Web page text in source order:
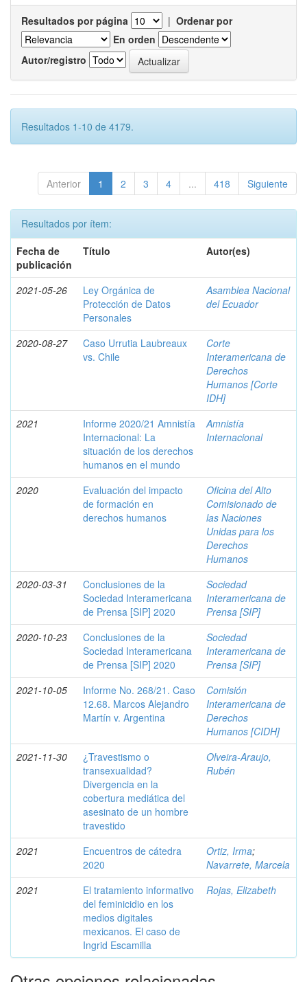
Resultados por página | Ordenar por
En orden
Autor/registro
Resultados 1-10 de 4179.
Anterior 1 2 3 4 ... 418 Siguiente
Resultados por ítem:
Fecha de
publicación
Título Autor(es)
2021-05-26
Ley Orgánica de
Protección de Datos
Personales
Asamblea Nacional
del Ecuador
2020-08-27
Caso Urrutia Laubreaux
vs. Chile
Corte
Interamericana de
Derechos
Humanos [Corte
IDH]
2021
Informe 2020/21 Amnistía
Internacional: La
situación de los derechos
humanos en el mundo
Amnistía
Internacional
2020
Evaluación del impacto
de formación en
derechos humanos
Oficina del Alto
Comisionado de
las Naciones
Unidas para los
Derechos
Humanos
2020-03-31
Conclusiones de la
Sociedad Interamericana
de Prensa [SIP] 2020
Sociedad
Interamericana de
Prensa [SIP]
2020-10-23
Conclusiones de la
Sociedad Interamericana
de Prensa [SIP] 2020
Sociedad
Interamericana de
Prensa [SIP]
2021-10-05
Informe No. 268/21. Caso
12.68. Marcos Alejandro
Martín v. Argentina
Comisión
Interamericana de
Derechos
Humanos [CIDH]
2021-11-30
¿Travestismo o
transexualidad?
Divergencia en la
cobertura mediática del
asesinato de un hombre
travestido
Olveira-Araujo,
Rubén
2021
Encuentros de cátedra
2020
Ortiz, Irma;
Navarrete, Marcela
2021
El tratamiento informativo
del feminicidio en los
medios digitales
mexicanos. El caso de
Ingrid Escamilla
Rojas, Elizabeth